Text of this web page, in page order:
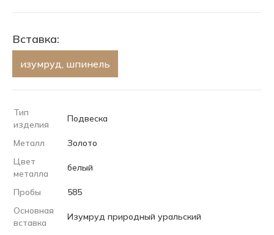
Вставка:
изумруд, шпинель
Тип
изделия
Подвеска
Металл
Золото
Цвет
металла
белый
Пробы
585
Основная
вставка
Изумруд природный уральский